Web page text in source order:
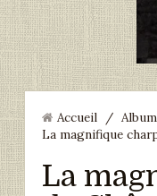
Accueil / Album
La magnifique
La